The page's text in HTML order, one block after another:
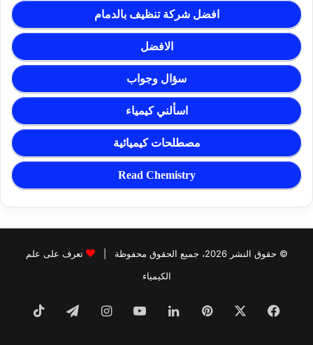
افضل شركة تنظيف بالدمام
الافضل
سؤال وجواب
اسألني كيمياء
مصطلحات كيميائية
Read Chemistry
© حقوق النشر 2026، جميع الحقوق محفوظة |
تعرف على علم
الكيمياء
فيسبوك بينتيريستلينكدإن‫YouTubeانستقرامتيلقرام